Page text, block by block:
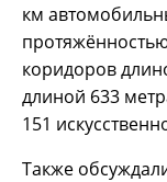
км
коридоров
длиной 633
151
Также